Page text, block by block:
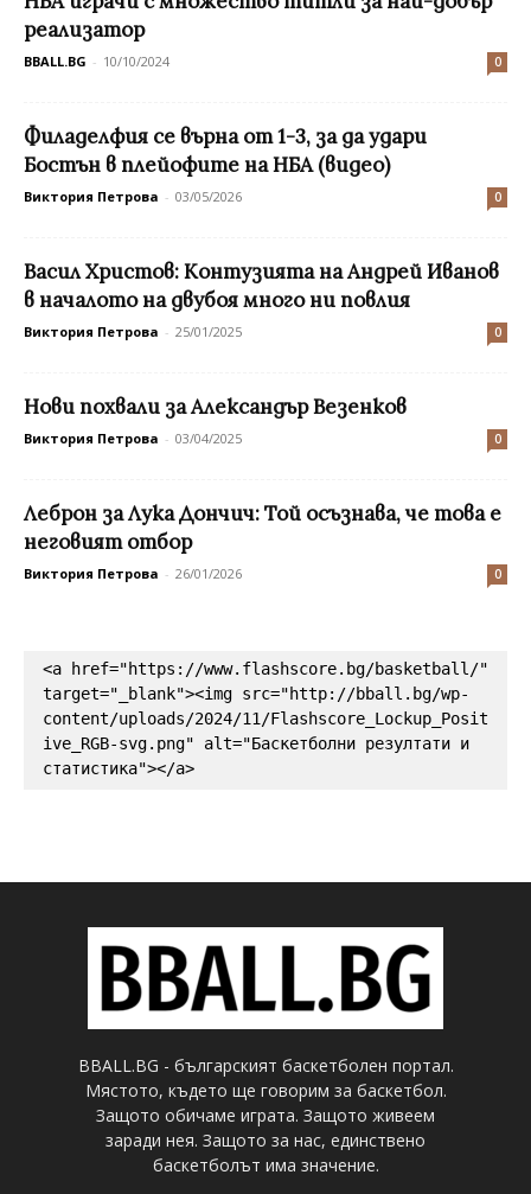
реализатор
BBALL.BG - 10/10/2024 0
Филаделфия се върна от 1-3, за да удари
Бостън в плейофите на НБА (видео)
Виктория Петрова - 03/05/2026 0
Васил Христов: Контузията на Андрей Иванов
в началото на двубоя много ни повлия
Виктория Петрова - 25/01/2025 0
Нови похвали за Александър Везенков
Виктория Петрова - 03/04/2025 0
Леброн за Лука Дончич: Той осъзнава, че това е
неговият отбор
Виктория Петрова - 26/01/2026 0
<a href="https://www.flashscore.bg/basketball/"
target="_blank"><img src="http://bball.bg/wp-
content/uploads/2024/11/Flashscore_Lockup_Posit
ive_RGB-svg.png" alt="Баскетболни резултати и
статистика"></a>
BBALL.BG - българският баскетболен портал.
Мястото, където ще говорим за баскетбол.
Защото обичаме играта. Защото живеем
заради нея. Защото за нас, единствено
баскетболът има значение.